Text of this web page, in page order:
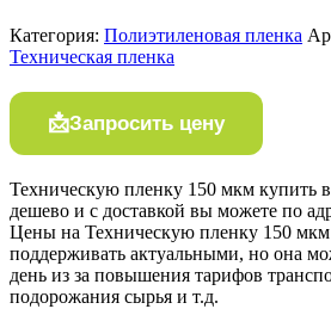
Категория: Полиэтиленовая пленка
Техническая пленка
Запросить цену
Техническую пленку 150 мкм купить
дешево и с доставкой вы можете по
Цены на Техническую пленку 150 мкм
поддерживать актуальными, но она
день из за повышения тарифов
подорожания сырья и т.д.